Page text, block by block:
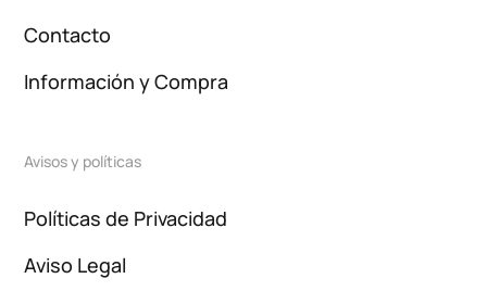
Contacto
Información y Compra
Avisos y políticas
Políticas de Privacidad
Aviso Legal